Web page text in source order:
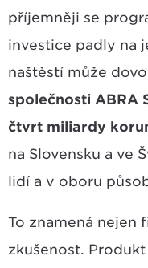
příjemněji se
investice padly na
naštěstí může
společnosti ABRA
čtvrt miliardy
na Slovensku a ve
lidí a v oboru
To znamená nejen
zkušenost.